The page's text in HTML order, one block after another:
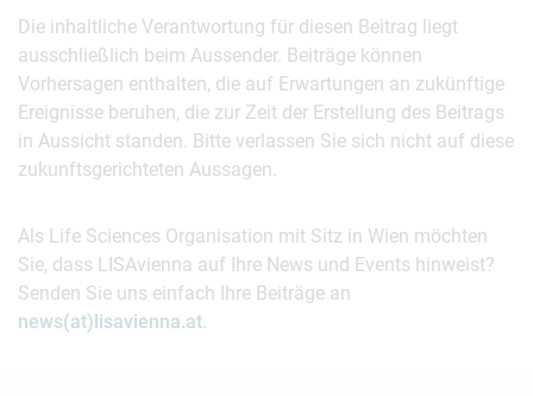
Die inhaltliche Verantwortung für diesen Beitrag liegt
ausschließlich beim Aussender. Beiträge können
Vorhersagen enthalten, die auf Erwartungen an zukünftige
Ereignisse beruhen, die zur Zeit der Erstellung des Beitrags
in Aussicht standen. Bitte verlassen Sie sich nicht auf diese
zukunftsgerichteten Aussagen.
Als Life Sciences Organisation mit Sitz in Wien möchten
Sie, dass LISAvienna auf Ihre News und Events hinweist?
Senden Sie uns einfach Ihre Beiträge an
news(at)lisavienna.at.